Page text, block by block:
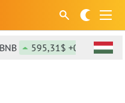
595,31$ +0,78%